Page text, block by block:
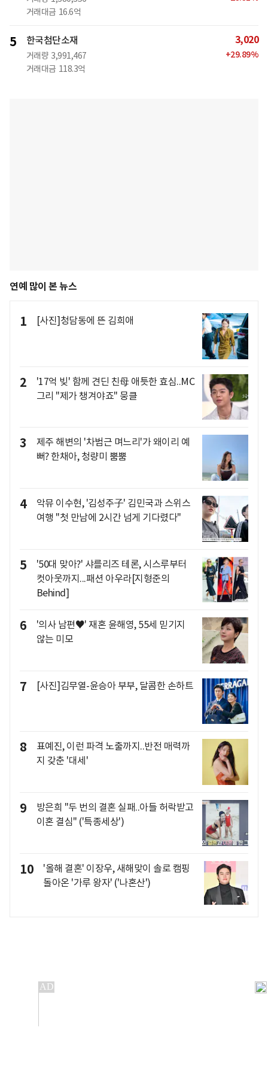
거래대금 16.6억
5 한국첨단소재
거래량 3,991,467
거래대금 118.3억
3,020
+29.89%
연예 많이 본 뉴스
1 [사진]청담동에 뜬 김희애
2
'17억 빚' 함께 견딘 친母 애틋한 효심..MC
그리 "제가 챙겨야죠" 뭉클
3
제주 해변의 '차범근 며느리'가 왜이리 예
뻐? 한채아, 청량미 뿜뿜
4
악뮤 이수현, '김성주子' 김민국과 스위스
여행 "첫 만남에 2시간 넘게 기다렸다"
5
'50대 맞아?' 샤를리즈 테론, 시스루부터
컷아웃까지...패션 아우라[지형준의
Behind]
6
'의사 남편♥' 재혼 윤해영, 55세 믿기지
않는 미모
7 [사진]김무열-윤승아 부부, 달콤한 손하트
8
표예진, 이런 파격 노출까지..반전 매력까
지 갖춘 '대세'
9
방은희 "두 번의 결혼 실패..아들 허락받고
이혼 결심" ('특종세상')
10
'올해 결혼' 이장우, 새해맞이 솔로 캠핑
돌아온 '가루 왕자' ('나혼산')